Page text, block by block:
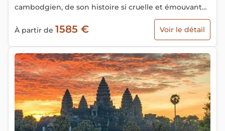
cambodgien, de son histoire si cruelle et émouvante.
De belles excursions en barque, en bateaux sont
prévues pour vous faire découvrir l’authenticité
incroyable de sa nature mais aussi l’hospitalité et une
gentillesse extrême de son peuple.
À partir de 1585 € Voir le détail